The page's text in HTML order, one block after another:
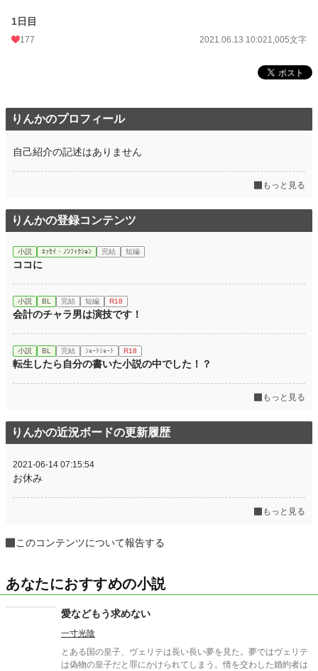
1日目
177 2021.06.13 10:021,005文字
りんかのプロフィール
自己紹介の記述はありません
もっと見る
りんかの登録コンテンツ
小説 ｴｯｾｲ・ﾉﾝﾌｨｸｼｮﾝ 完結 短編
ココに
小説 BL 完結 短編 R18
会計のチャラ男は演技です！
小説 BL 完結 ｼｮｰﾄｼｮｰﾄ R18
転生したら自分の書いた小説の中でした！？
もっと見る
りんかの近況ボードの更新履歴
2021-06-14 07:15:54
お休み
もっと見る
このコンテンツについて報告する
あなたにおすすめの小説
愛などもう求めない
一寸光陰
とある国の皇子、ヴェリテは長い長い夢を見た。夢ではヴェリテ
は偽物の皇子だと罪にかけられてしまう。情を交わした婚約者は